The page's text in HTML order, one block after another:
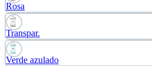
Rosa
Transpar.
Verde azulado